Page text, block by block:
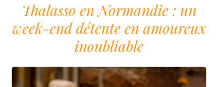
Thalasso en Normandie : un
week-end détente en amoureux
inoubliable